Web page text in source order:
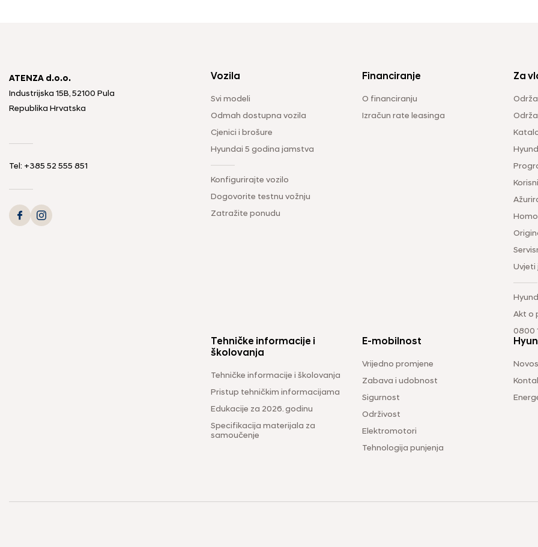
ATENZA d.o.o.
Industrijska 15B, 52100 Pula
Republika Hrvatska
Tel: +385 52 555 851
Vozila
Svi modeli
Odmah dostupna vozila
Cjenici i brošure
Hyundai 5 godina jamstva
Konfigurirajte vozilo
Dogovorite testnu vožnju
Zatražite ponudu
Financiranje
O financiranju
Izračun rate leasinga
Za
Uvjeti
Akt o
0800
Tehničke informacije i
školovanja
Tehničke informacije i školovanja
Pristup tehničkim informacijama
Edukacije za 2026. godinu
Specifikacija materijala za
samoučenje
E-mobilnost
Vrijedno promjene
Zabava i udobnost
Sigurnost
Održivost
Elektromotori
Tehnologija punjenja